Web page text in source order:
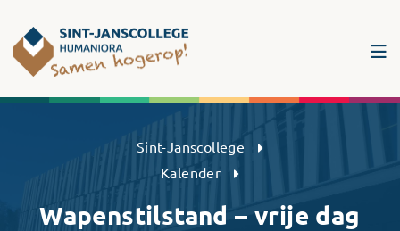
Sint-Janscollege Humaniora
Sint-Janscollege
Kalender
Wapenstilstand – vrije dag